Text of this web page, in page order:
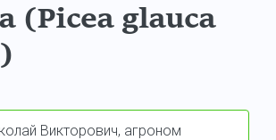
(Picea glauca
Викторович, агроном